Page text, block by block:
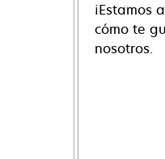
¡Estamos
cómo te
nosotros.